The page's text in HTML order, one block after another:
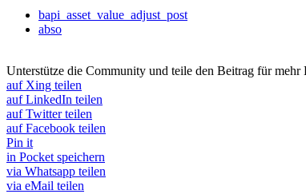
bapi_asset_value_adjust_post
abso
Unterstütze die Community und teile den Beitrag für mehr
auf Xing teilen
auf LinkedIn teilen
auf Twitter teilen
auf Facebook teilen
Pin it
in Pocket speichern
via Whatsapp teilen
via eMail teilen